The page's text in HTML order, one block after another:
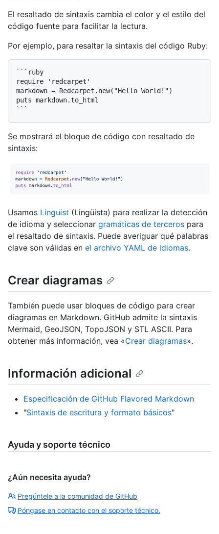
El resaltado de sintaxis cambia el color y el estilo del
código fuente para facilitar la lectura.
Por ejemplo, para resaltar la sintaxis del código Ruby:
```ruby
require 'redcarpet'
markdown = Redcarpet.new("Hello World!")
puts markdown.to_html
Se mostrará el bloque de código con resaltado de
sintaxis:
Usamos Linguist (Lingüista) para realizar la detección
de idioma y seleccionar gramáticas de terceros para
el resaltado de sintaxis. Puede averiguar qué palabras
clave son válidas en el archivo YAML de idiomas.
Crear diagramas
También puede usar bloques de código para crear
diagramas en Markdown. GitHub admite la sintaxis
Mermaid, GeoJSON, TopoJSON y STL ASCII. Para
obtener más información, vea «Crear diagramas».
Información adicional
Especificación de GitHub Flavored Markdown
"Sintaxis de escritura y formato básicos"
Ayuda y soporte técnico
¿Aún necesita ayuda?
Pregúntele a la comunidad de GitHub
Póngase en contacto con el soporte técnico.